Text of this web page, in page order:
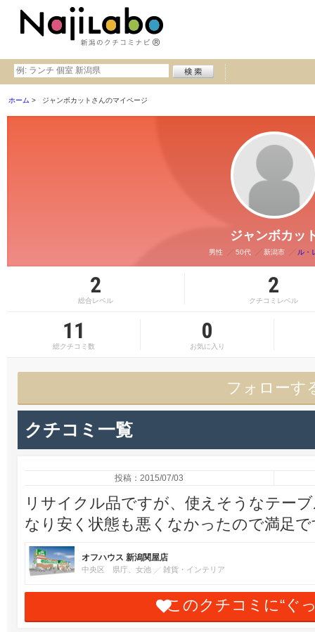
ホーム ジャンボカットさんのマイページ
ジャンボカッ
男性 50代 新潟市 ル・
2
総合レベル
2
クチコミレベル
11
総クチコミ数
0
お気に入り
フォローす
クチコミ一覧
投稿：2015/07/03
リサイクル品ですが、使えそうなテー
なり安く状態も悪くなかったので満足で
オフハウス 新潟関屋店
中央区 県庁、女池 雑貨・インテリア
このクチコミに“ぐ